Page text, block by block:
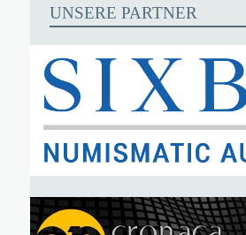
UNSERE PARTNER